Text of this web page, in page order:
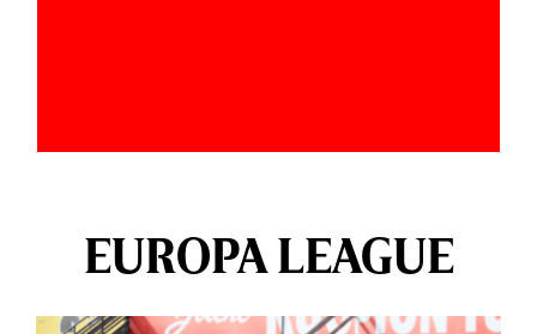
EUROPA LEAGUE